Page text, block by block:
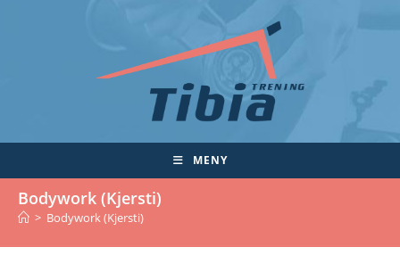
MENY
Bodywork (Kjersti)
> Bodywork (Kjersti)